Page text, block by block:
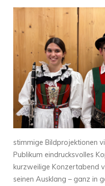
stimmige Bildprojektionen
Publikum eindrucksvolles
kurzweilige Konzertabend
seinen Ausklang – ganz in